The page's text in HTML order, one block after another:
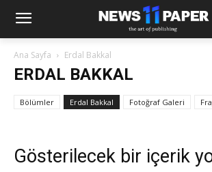
Ana Sayfa Erdal Bakkal
ERDAL BAKKAL
Bölümler Erdal Bakkal Fotoğraf Galeri
Gösterilecek bir içerik